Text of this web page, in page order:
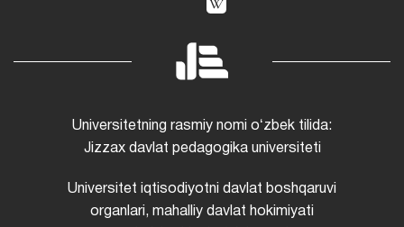
Universitetning rasmiy nomi oʻzbek tilida:
Jizzax davlat pedagogika universiteti
Universitet iqtisodiyotni davlat boshqaruvi
organlari, mahalliy davlat hokimiyati